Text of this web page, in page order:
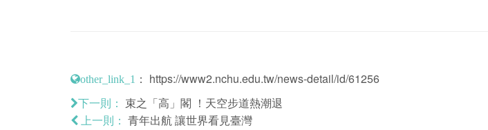
other_link_1 ： https://www2.nchu.edu.tw/news-detail/id/61256
下一則： 束之「高」閣 ！天空步道熱潮退
上一則：
青年出航 讓世界看見臺灣